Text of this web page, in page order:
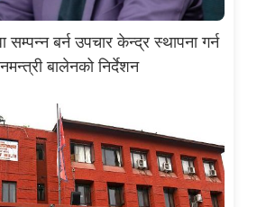
सम्पन्न बर्न उपचार केन्द्र स्थापना गर्न
बालेनको निर्देशन